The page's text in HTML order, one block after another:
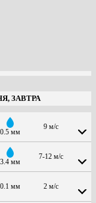
ЗАВТРА
0.5 мм
9 м/с
3.4 мм
7-12 м/с
0.1 мм 2 м/с